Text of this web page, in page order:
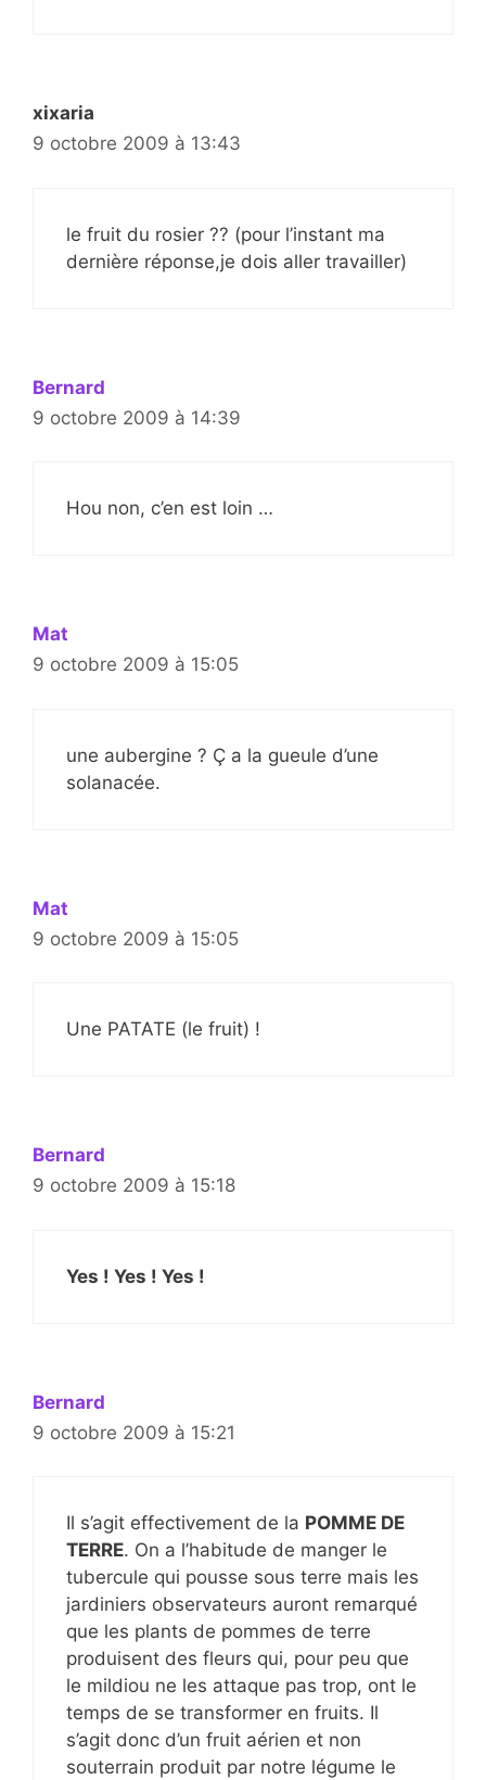
xixaria
9 octobre 2009 à 13:43
le fruit du rosier ?? (pour l’instant ma
dernière réponse,je dois aller travailler)
Bernard
9 octobre 2009 à 14:39
Hou non, c’en est loin …
Mat
9 octobre 2009 à 15:05
une aubergine ? Ç a la gueule d’une
solanacée.
Mat
9 octobre 2009 à 15:05
Une PATATE (le fruit) !
Bernard
9 octobre 2009 à 15:18
Yes ! Yes ! Yes !
Bernard
9 octobre 2009 à 15:21
Il s’agit effectivement de la POMME DE
TERRE. On a l’habitude de manger le
tubercule qui pousse sous terre mais les
jardiniers observateurs auront remarqué
que les plants de pommes de terre
produisent des fleurs qui, pour peu que
le mildiou ne les attaque pas trop, ont le
temps de se transformer en fruits. Il
s’agit donc d’un fruit aérien et non
souterrain produit par notre légume le